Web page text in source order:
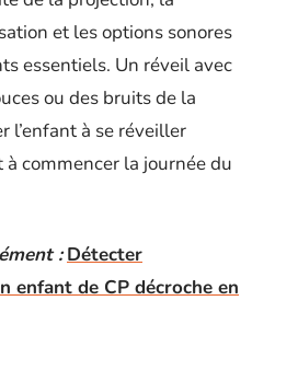
et les options sonores
essentiels. Un réveil avec
ou des bruits de la
l’enfant à se réveiller
commencer la journée du
: Détecter
enfant de CP décroche en